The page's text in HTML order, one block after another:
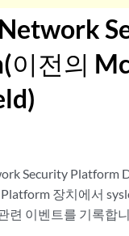
이전의
Security Platform
장치에서
련 이벤트를 기록합